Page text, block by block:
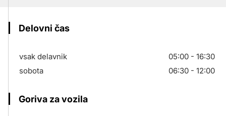
Delovni čas
vsak delavnik
05:00 - 16:30
sobota
06:30 - 12:00
Goriva za vozila